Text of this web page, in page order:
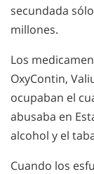
secundada
millones.
Los
OxyContin,
ocupaban el
abusaba en
alcohol y el
Cuando los